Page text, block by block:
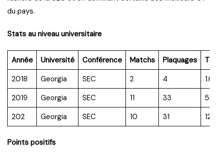
du pays.
Stats au niveau universitaire
Année Université Conférence Matchs Plaquages
TFL
2018
Georgia SEC 2 4
1.0
2019
Georgia SEC 11 33
5.0
202
Georgia SEC 10 31 12.5
Points positifs